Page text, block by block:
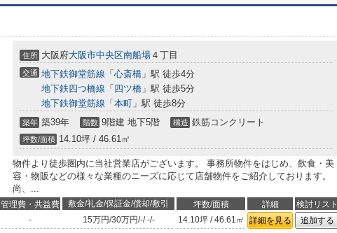
住所 大阪府大阪市中央区南船場 ４丁目
交通 地下鉄御堂筋線 「 心斎橋 」駅 徒歩4分
地下鉄四つ橋線 「 四ツ橋 」駅 徒歩5分
地下鉄御堂筋線 「 本町 」駅 徒歩8分
築年 築39年 階数 9階建 地下5階 構造 鉄筋コンクリート
坪数/面積 14.10坪 / 46.61㎡
物件より徒歩圏内に当社営業店がございます。 事務所物件をはじめ、飲食・美
容・物販などの様々な業種のニーズに応じて店舗物件をご紹介しております。
尚、...
管理費・共益費 敷金/礼金/保証金/償却/敷引 坪数/面積 詳細
検討リスト
- 15万円/30万円/-/-/- 14.10坪 / 46.61㎡ 詳細を見る 追加する